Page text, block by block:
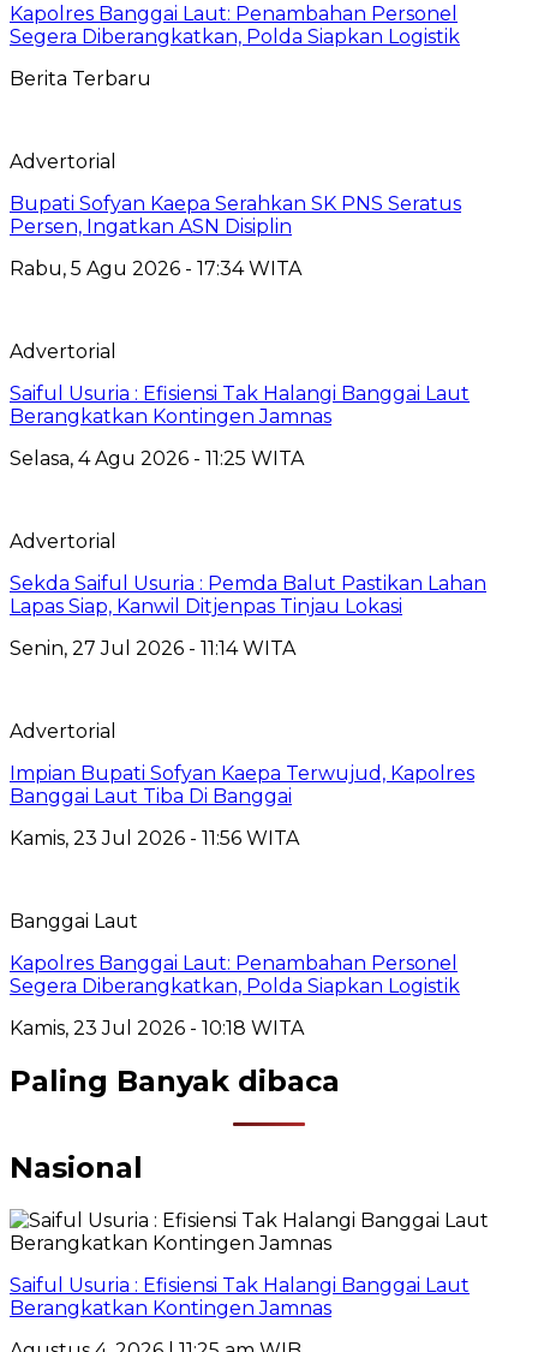
Kapolres Banggai Laut: Penambahan Personel
Segera Diberangkatkan, Polda Siapkan Logistik
Berita Terbaru
Advertorial
Bupati Sofyan Kaepa Serahkan SK PNS Seratus
Persen, Ingatkan ASN Disiplin
Rabu, 5 Agu 2026 - 17:34 WITA
Advertorial
Saiful Usuria : Efisiensi Tak Halangi Banggai Laut
Berangkatkan Kontingen Jamnas
Selasa, 4 Agu 2026 - 11:25 WITA
Advertorial
Sekda Saiful Usuria : Pemda Balut Pastikan Lahan
Lapas Siap, Kanwil Ditjenpas Tinjau Lokasi
Senin, 27 Jul 2026 - 11:14 WITA
Advertorial
Impian Bupati Sofyan Kaepa Terwujud, Kapolres
Banggai Laut Tiba Di Banggai
Kamis, 23 Jul 2026 - 11:56 WITA
Banggai Laut
Kapolres Banggai Laut: Penambahan Personel
Segera Diberangkatkan, Polda Siapkan Logistik
Kamis, 23 Jul 2026 - 10:18 WITA
Paling Banyak dibaca
Nasional
Saiful Usuria : Efisiensi Tak Halangi Banggai Laut
Berangkatkan Kontingen Jamnas